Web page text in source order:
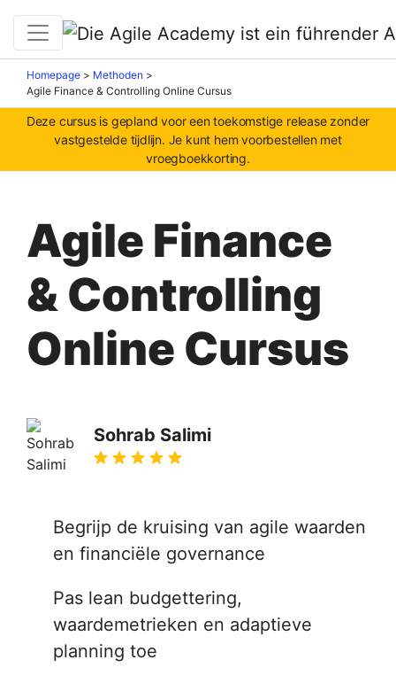
Homepage > Methoden >
Agile Finance & Controlling Online Cursus
Deze cursus is gepland voor een toekomstige release zonder
vastgestelde tijdlijn. Je kunt hem voorbestellen met
vroegboekkorting.
Agile Finance
& Controlling
Online Cursus
Sohrab Salimi
Begrijp de kruising van agile waarden
en financiële governance
Pas lean budgettering,
waardemetrieken en adaptieve
planning toe